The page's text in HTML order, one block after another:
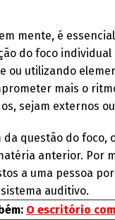
mente, é
do foco
ou utilizando
mais o
sejam externos
da questão do
anterior. Por
a uma pessoa
auditivo.
O escritório